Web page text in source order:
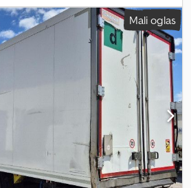
bela, prevoženi kilometri:100 km, vrsta
ABS, Lastna teža: 7500 kg, dovoljena
vzmet, elektronski zavorni sistem
TK SLXe Spectrum, TUV – novo!
Š 2503 x V 2705 mm, debelina stene
Ponudba je informativna in ni
pravico do spremembe cen in
simbolična in ne nujno ustreza
Mali oglas